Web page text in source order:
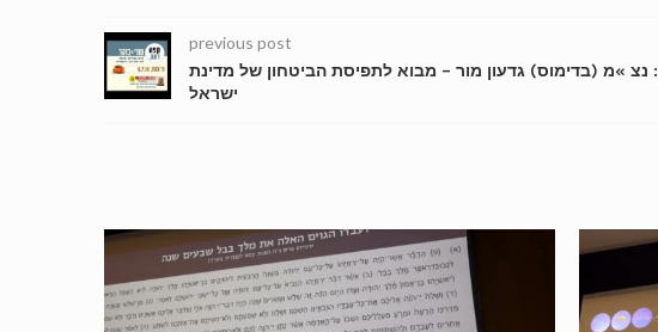
previous post
מפגש 35: נצ »מ (בדימוס) גדעון מור – מבוא לתפיסת הביטחון של מדינת
ישראל